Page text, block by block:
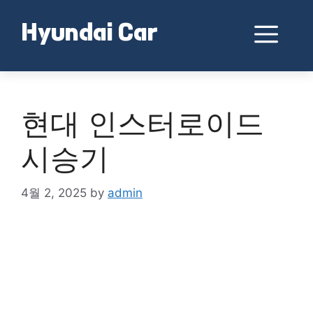
contentHyundai Car
현대 인스터로이드
시승기
4월 2, 2025 by admin